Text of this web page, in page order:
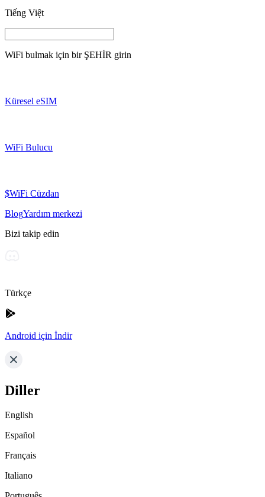
Tiếng Việt
WiFi bulmak için bir ŞEHİR girin
Küresel eSIM
WiFi Bulucu
$WiFi Cüzdan
BlogYardım merkezi
Bizi takip edin
Türkçe
Android için İndir
Diller
English
Español
Français
Italiano